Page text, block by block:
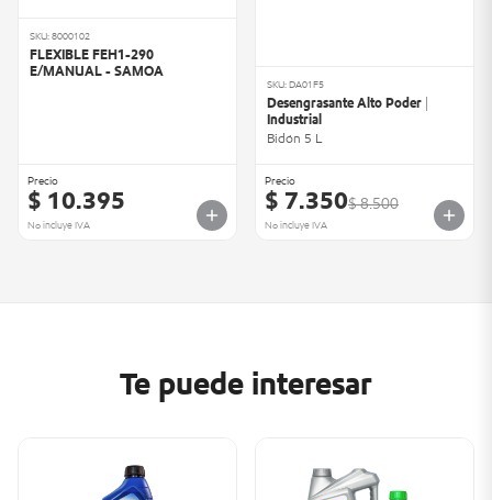
SKU: 8000102
FLEXIBLE FEH1-290
E/MANUAL - SAMOA
Precio
$ 10.395
No incluye IVA
SKU: DA01F5
Desengrasante Alto Poder |
Industrial
Bidón 5 L
Precio
$ 7.350$ 8.500
No incluye IVA
Te puede interesar